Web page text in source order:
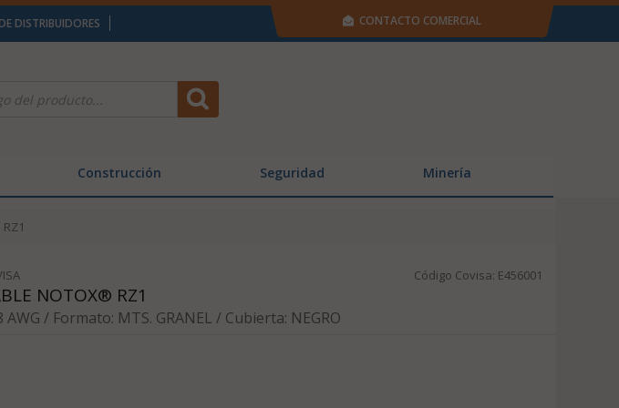
DISTRIBUIDORES CONTACTO COMERCIAL
Construcción Seguridad Minería
Código Covisa: E456001
NOTOX® RZ1
AWG / Formato: MTS. GRANEL / Cubierta: NEGRO